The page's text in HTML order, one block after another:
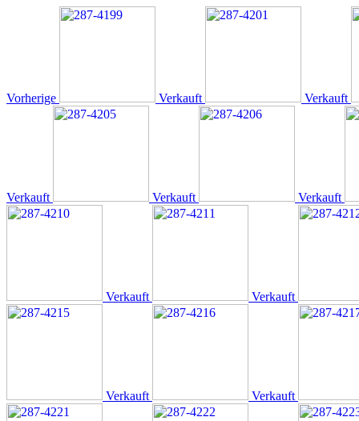
Vorherige Verkauft Verkauft
Verkauft Verkauft Verkauft
Verkauft Verkauft
Verkauft Verkauft